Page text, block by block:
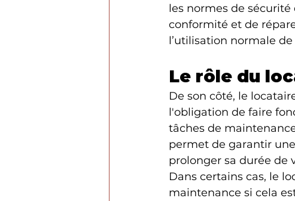
les normes de sécurité
conformité et de
l’utilisation normale
Le rôle du
De son côté, le
l'obligation de faire
tâches de
permet de garantir
prolonger sa durée de
Dans certains cas, le
maintenance si cela